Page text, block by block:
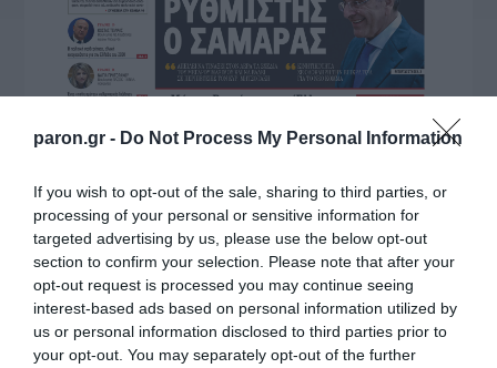
paron.gr - Do Not Process My Personal Information
If you wish to opt-out of the sale, sharing to third parties, or
processing of your personal or sensitive information for
targeted advertising by us, please use the below opt-out
section to confirm your selection. Please note that after your
opt-out request is processed you may continue seeing
interest-based ads based on personal information utilized by
us or personal information disclosed to third parties prior to
your opt-out. You may separately opt-out of the further